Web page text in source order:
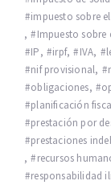
impuesto sobre
,
Impuesto
IP, irpf, IVA,
nif provisional,
obligaciones,
planificación
prestación por
prestaciones
,
recursos
responsabilidad